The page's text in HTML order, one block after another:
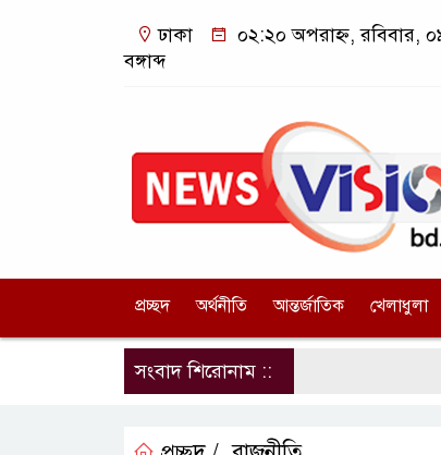
ঢাকা
০২:২০ অপরাহ্ন, রবিবার,
বঙ্গাব্দ
প্রচ্ছদ অর্থনীতি আন্তর্জাতিক খেলাধুলা
সংবাদ শিরোনাম ::